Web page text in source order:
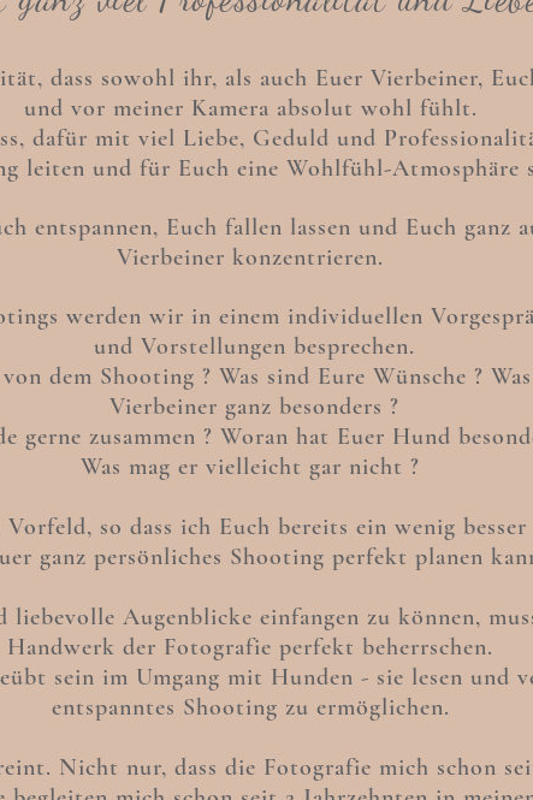
dass sowohl ihr, als auch Euer Vierbeiner,
und vor meiner Kamera absolut wohl fühlt.
dafür mit viel Liebe, Geduld und
leiten und für Euch eine Wohlfühl-Atmosphäre
entspannen, Euch fallen lassen und Euch ganz
Vierbeiner konzentrieren.
werden wir in einem individuellen
und Vorstellungen besprechen.
dem Shooting ? Was sind Eure Wünsche ?
Vierbeiner ganz besonders ?
gerne zusammen ? Woran hat Euer Hund
Was mag er vielleicht gar nicht ?
so dass ich Euch bereits ein wenig
ganz persönliches Shooting perfekt planen
liebevolle Augenblicke einfangen zu können,
Handwerk der Fotografie perfekt beherrschen.
sein im Umgang mit Hunden - sie lesen und
entspanntes Shooting zu ermöglichen.
Nicht nur, dass die Fotografie mich schon